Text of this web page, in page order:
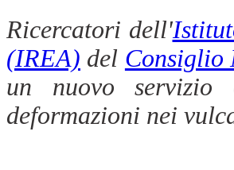
Ricercatori dell'
(IREA) del Consiglio
un nuovo servizio
deformazioni nei